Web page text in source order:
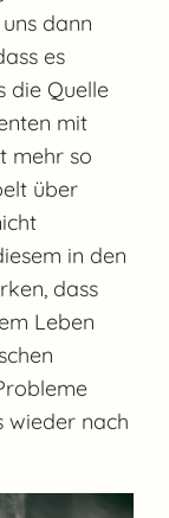
dann
es
die Quelle
mit
mehr so
über
in den
dass
Leben
wieder nach